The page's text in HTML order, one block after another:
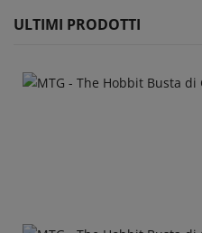
ULTIMI PRODOTTI